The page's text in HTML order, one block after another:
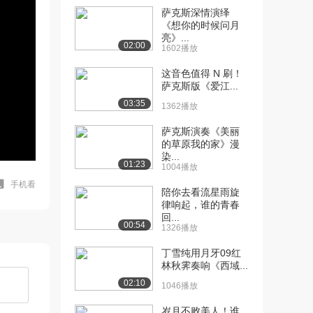
手机看
02:00
萨克斯深情演绎
《想你的时候问月
亮》...
1602播放
03:35
这音色值得 N 刷！
萨克斯版《爱江...
1362播放
01:23
萨克斯演奏《美丽
的草原我的家》漫
染...
1004播放
00:54
陪你去看流星雨旋
律响起，谁的青春
回...
1326播放
02:10
丁雪纯用月牙09红
林秋霁奏响《西域...
1046播放